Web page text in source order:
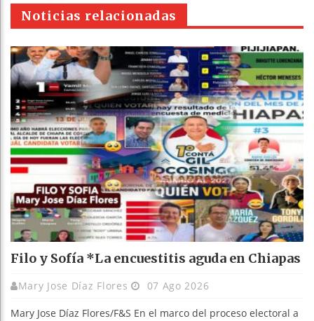
pt
Noticias relacionadas
Filo y Sofía *La encuestitis aguda en Chiapas
Mary Jose Díaz Flores 07 Ago 2026
Mary Jose Díaz Flores/F&S En el marco del proceso electoral a